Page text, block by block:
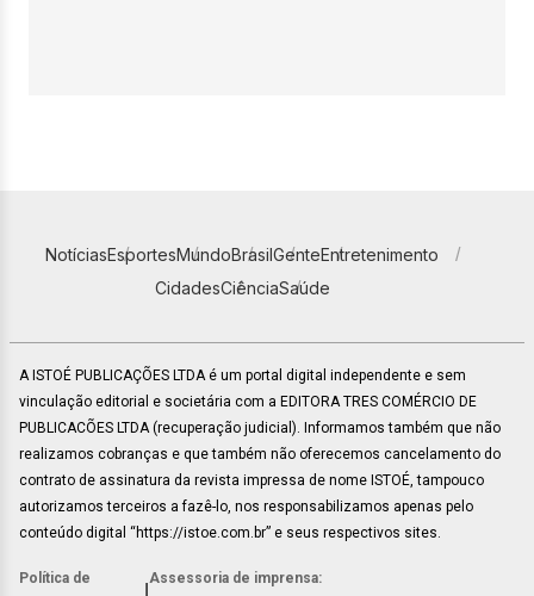
NotíciasEsportesMundoBrasilGenteEntretenimento
CidadesCiênciaSaúde
A ISTOÉ PUBLICAÇÕES LTDA é um portal digital independente e sem
vinculação editorial e societária com a EDITORA TRES COMÉRCIO DE
PUBLICACÕES LTDA (recuperação judicial). Informamos também que não
realizamos cobranças e que também não oferecemos cancelamento do
contrato de assinatura da revista impressa de nome ISTOÉ, tampouco
autorizamos terceiros a fazê-lo, nos responsabilizamos apenas pelo
conteúdo digital “https://istoe.com.br” e seus respectivos sites.
Política de Assessoria de imprensa: